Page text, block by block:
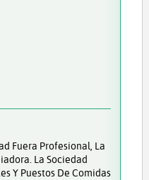
Fuera Profesional, La
La Sociedad
Y Puestos De Comidas